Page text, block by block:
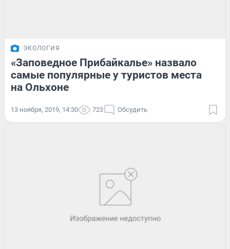
ЭКОЛОГИЯ
«Заповедное Прибайкалье» назвало
самые популярные у туристов места
на Ольхоне
13 ноября, 2019, 14:30 723 Обсудить